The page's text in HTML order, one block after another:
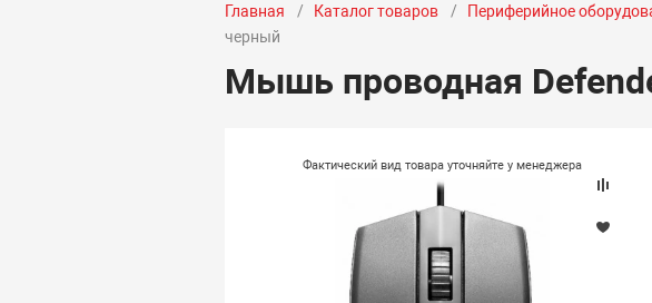
Главная Каталог товаров Периферийное
черный
Мышь проводная
Фактический вид товара уточняйте у менеджера